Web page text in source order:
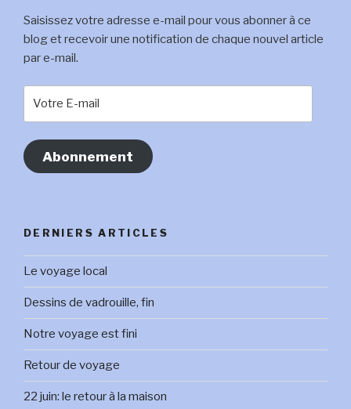
Saisissez votre adresse e-mail pour vous abonner à ce
blog et recevoir une notification de chaque nouvel article
par e-mail.
Abonnement
DERNIERS ARTICLES
Le voyage local
Dessins de vadrouille, fin
Notre voyage est fini
Retour de voyage
22 juin: le retour à la maison